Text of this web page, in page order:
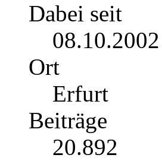
Dabei seit
08.10.2002
Ort
Erfurt
Beiträge
20.892